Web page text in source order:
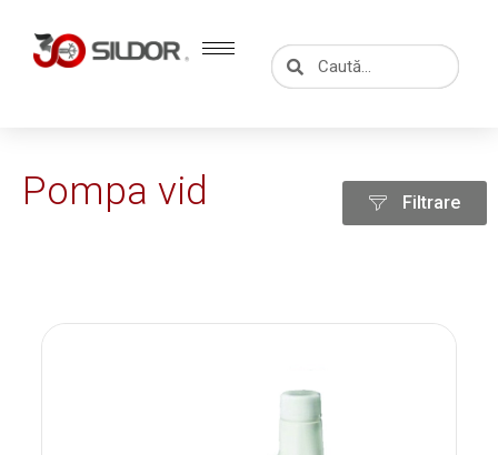
content
CautăCaută
Pompa vid Filtrare